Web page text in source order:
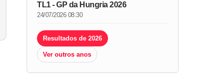
TL1 - GP da Hungria 2026
24/07/2026 08:30
Resultados de 2026
Ver outros anos